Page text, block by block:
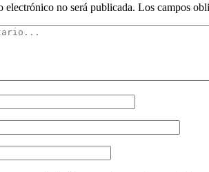
electrónico no será publicada. Los campos